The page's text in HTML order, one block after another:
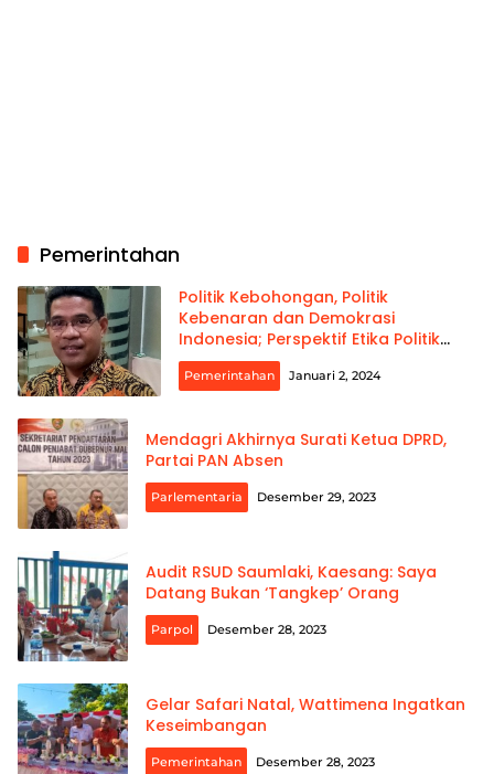
Pemerintahan
Politik Kebohongan, Politik
Kebenaran dan Demokrasi
Indonesia; Perspektif Etika Politik
Buddhisme
Pemerintahan Januari 2, 2024
Mendagri Akhirnya Surati Ketua DPRD,
Partai PAN Absen
Parlementaria Desember 29, 2023
Audit RSUD Saumlaki, Kaesang: Saya
Datang Bukan ‘Tangkep’ Orang
Parpol Desember 28, 2023
Gelar Safari Natal, Wattimena Ingatkan
Keseimbangan
Pemerintahan Desember 28, 2023